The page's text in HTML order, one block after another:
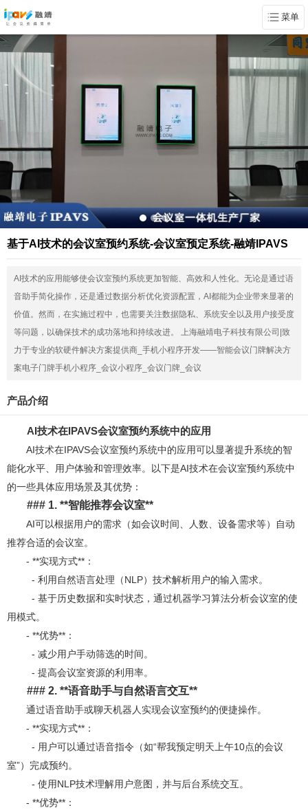
菜单
基于AI技术的会议室预约系统-会议室预定系统-融靖IPAVS
AI技术的应用能够使会议室预约系统更加智能、高效和人性化。无论是通过语
音助手简化操作，还是通过数据分析优化资源配置，AI都能为企业带来显著的
价值。然而，在实施过程中，也需要关注数据隐私、系统安全以及用户接受度
等问题，以确保技术的成功落地和持续改进。 上海融靖电子科技有限公司|致
力于专业的软硬件解决方案提供商_手机小程序开发——智能会议门牌解决方
案电子门牌手机小程序_会议小程序_会议门牌_会议
产品介绍
AI技术在IPAVS会议室预约系统中的应用
AI技术在IPAVS会议室预约系统中的应用可以显著提升系统的智
能化水平、用户体验和管理效率。以下是AI技术在会议室预约系统中
的一些具体应用场景及其优势：
### 1. **智能推荐会议室**
AI可以根据用户的需求（如会议时间、人数、设备需求等）自动
推荐合适的会议室。
- **实现方式**：
- 利用自然语言处理（NLP）技术解析用户的输入需求。
- 基于历史数据和实时状态，通过机器学习算法分析会议室的使
用模式。
- **优势**：
- 减少用户手动筛选的时间。
- 提高会议室资源的利用率。
### 2. **语音助手与自然语言交互**
通过语音助手或聊天机器人实现会议室预约的便捷操作。
- **实现方式**：
- 用户可以通过语音指令（如“帮我预定明天上午10点的会议
室”）完成预约。
- 使用NLP技术理解用户意图，并与后台系统交互。
- **优势**：